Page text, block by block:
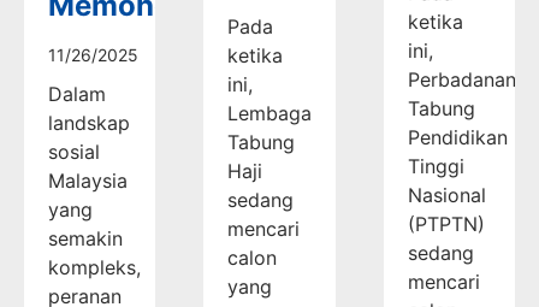
11/26/2025
Dalam
landskap
sosial
Malaysia
yang
semakin
kompleks,
peranan
Pada
ketika
ini,
Lembaga
Tabung
Haji
sedang
mencari
calon
yang
ketika
ini,
Perbadanan
Tabung
Pendidikan
Tinggi
Nasional
(PTPTN)
sedang
mencari